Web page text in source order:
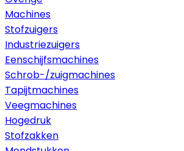
Machines
Stofzuigers
Industriezuigers
Eenschijfsmachines
Schrob-/zuigmachines
Tapijtmachines
Veegmachines
Hogedruk
Stofzakken